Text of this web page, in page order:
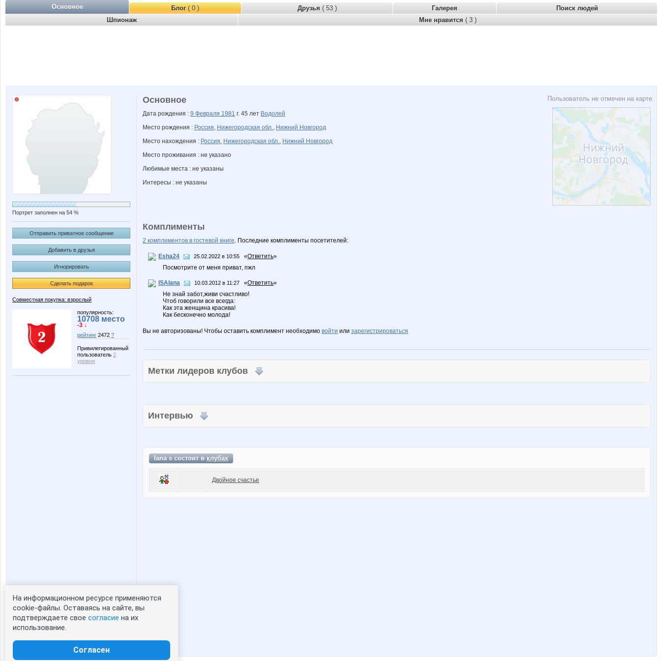
Основное Блог( 0 ) Друзья ( 53 ) Галерея
Поиск людей
Шпионаж
Мне нравится ( 3 )
Портрет заполнен на 54 %
Отправить приватное сообщение
Добавить в друзья
Игнорировать
Сделать подарок
Совместная покупка: взрослый
популярность:
10708 место
-3 ↓
рейтинг 2472 ?
Привилегированный
пользователь 2
уровня
Статистика портрета:
сейчас просматривают портрет - 0
зарегистрированные пользователи
Пользователь не отмечен на карте
Основное
Дата рождения : 9 Февраля 1981 г. 45 лет Водолей
Место рождения : Россия, Нижегородская обл., Нижний Новгород
Место нахождения : Россия, Нижегородская обл., Нижний Новгород
Место проживания : не указано
Любимые места : не указаны
Интересы : не указаны
Комплименты
2 комплиментов в гостевой книге. Последние комплименты посетителей:
Esha24 25.02.2022 в 10:55 «Ответить»
Посмотрите от меня приват, пжл
ISAlana 10.03.2012 в 11:27 «Ответить»
Не знай забот,живи счастливо!
Чтоб говорили все всегда:
Как эта женщина красива!
Как бесконечно молода!
Вы не авторизованы! Чтобы оставить комплимент необходимо войти или зарегистрироваться
Метки лидеров клубов
Интервью
lana s состоит вклубах
Двойное счастье
На информационном ресурсе применяются
cookie-файлы. Оставаясь на сайте, вы
подтверждаете свое согласие на их
использование.
Согласен